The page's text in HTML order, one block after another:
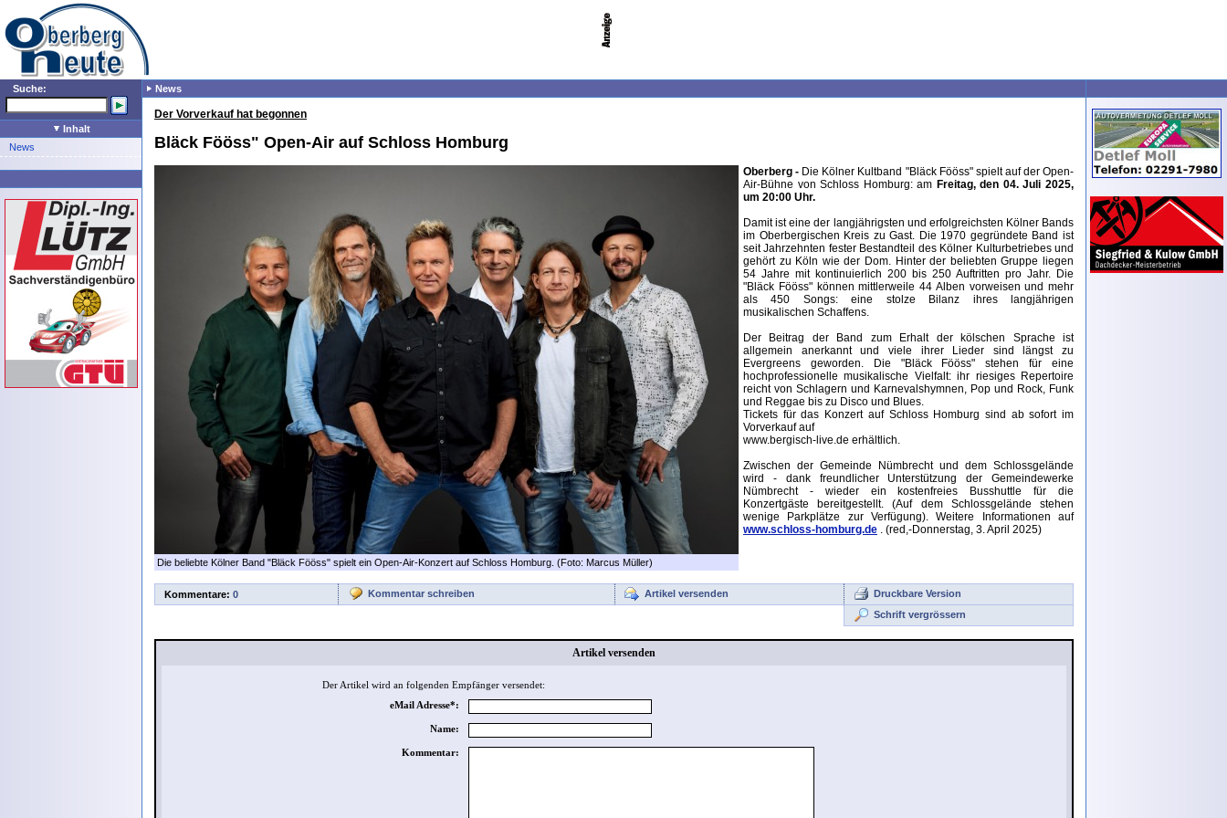
Suche:
Inhalt
News
News
Der Vorverkauf hat begonnen
Bläck Fööss" Open-Air auf Schloss Homburg
Die beliebte Kölner Band "Bläck Fööss" spielt ein Open-Air-Konzert auf Schloss Homburg. (Foto: Marcus Müller)
Oberberg - Die Kölner Kultband "Bläck Fööss" spielt auf der Open-
Air-Bühne von Schloss Homburg: am Freitag, den 04. Juli 2025,
um 20:00 Uhr.
Damit ist eine der langjährigsten und erfolgreichsten Kölner Bands
im Oberbergischen Kreis zu Gast. Die 1970 gegründete Band ist
seit Jahrzehnten fester Bestandteil des Kölner Kulturbetriebes und
gehört zu Köln wie der Dom. Hinter der beliebten Gruppe liegen
54 Jahre mit kontinuierlich 200 bis 250 Auftritten pro Jahr. Die
"Bläck Fööss" können mittlerweile 44 Alben vorweisen und mehr
als 450 Songs: eine stolze Bilanz ihres langjährigen
musikalischen Schaffens.
Der Beitrag der Band zum Erhalt der kölschen Sprache ist
allgemein anerkannt und viele ihrer Lieder sind längst zu
Evergreens geworden. Die "Bläck Fööss" stehen für eine
hochprofessionelle musikalische Vielfalt: ihr riesiges Repertoire
reicht von Schlagern und Karnevalshymnen, Pop und Rock, Funk
und Reggae bis zu Disco und Blues.
Tickets für das Konzert auf Schloss Homburg sind ab sofort im
Vorverkauf auf
www.bergisch-live.de erhältlich.
Zwischen der Gemeinde Nümbrecht und dem Schlossgelände
wird - dank freundlicher Unterstützung der Gemeindewerke
Nümbrecht - wieder ein kostenfreies Busshuttle für die
Konzertgäste bereitgestellt. (Auf dem Schlossgelände stehen
wenige Parkplätze zur Verfügung). Weitere Informationen auf
www.schloss-homburg.de . (red,-Donnerstag, 3. April 2025)
Kommentare: 0 Kommentar schreiben Artikel versenden
Druckbare Version
Schrift vergrössern
Artikel versenden
Der Artikel wird an folgenden Empfänger versendet:
eMail Adresse*:
Name:
Kommentar: